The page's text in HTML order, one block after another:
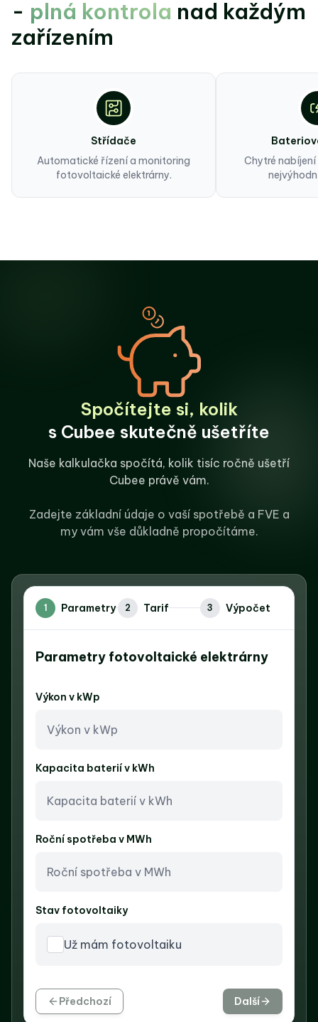
- plná kontrola nad každým
zařízením
Střídače
Automatické řízení a monitoring
fotovoltaické elektrárny.
Chytré
Spočítejte si, kolik
s Cubee skutečně ušetříte
Naše kalkulačka spočítá, kolik tisíc ročně ušetří
Cubee právě vám.
Zadejte základní údaje o vaší spotřebě a FVE a
my vám vše důkladně propočítáme.
1 Parametry 2 Tarif 3 Výpočet
Parametry fotovoltaické elektrárny
Výkon v kWp
Kapacita baterií v kWh
Roční spotřeba v MWh
Stav fotovoltaiky
Už mám fotovoltaiku
Předchozí Další